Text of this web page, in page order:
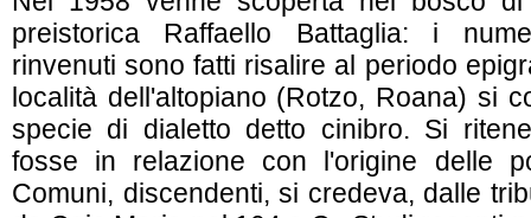
preistorica Raffaello Battaglia: i
rinvenuti sono fatti risalire al periodo
località dell'altopiano (Rotzo, Roana) si
specie di dialetto detto cinibro. Si
fosse in relazione con l'origine delle
Comuni, discendenti, si credeva, dalle